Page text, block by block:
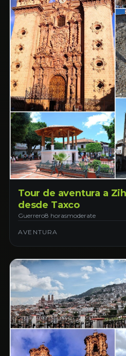
Tour de aventura a
desde Taxco
Guerrero8 horasmoderate
AVENTURA